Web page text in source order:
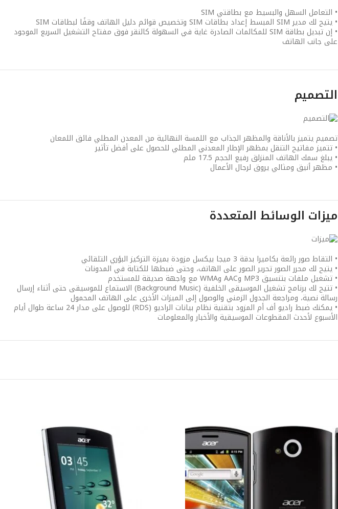
• التعامل السهل والبسيط مع بطاقتي SIM
• يتيح لك مدير SIM المبسط إعداد بطاقات SIM وتخصيص قوائم دليل الهاتف وقفًا لبطاقات SIM
• إن تبديل بطاقة SIM للمكالمات الصادرة غاية في السهولة كالنقر فوق مفتاح التشغيل السريع الموجود
على جانب الهاتف
التصميم
تصميم يتميز بالأناقة والمظهر الجذاب مع اللمسة النهائية من المعدن المطلي فائق اللمعان
• تتميز مفاتيح التنقل بمظهر الإطار المعدني المطلي للحصول على أفضل تأثير
• يبلغ سمك الهاتف المنزلق رفيع الحجم 17.5 ملم
• مظهر أنيق ومثالي يروق لرجال الأعمال
ميزات الوسائط المتعددة
• التقاط صور رائعة بكاميرا بدقة 3 ميجا بيكسل مزودة بميزة التركيز البؤري التلقائي
• يتيح لك محرر الصور تحرير الصور على الهاتف، وحتى ضبطها للكتابة في المدونات
• تشغيل ملفات بتنسيق MP3 وAAC وWMA مع واجهة صديقة للمستخدم
• تتيح لك برنامج تشغيل الموسيقى الخلفية (Background Music) الاستماع للموسيقى حتى أثناء إرسال
رسالة نصية، ومراجعة الجدول الزمني والوصول إلى الميزات الأخرى على الهاتف المحمول
• يمكنك ضبط راديو أف أم المزود بتقنية نظام بيانات الراديو (RDS) للوصول على مدار 24 ساعة طوال أيام
الأسبوع لأحدث المقطوعات الموسيقية والأخبار والمعلومات